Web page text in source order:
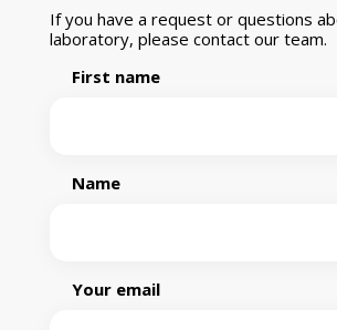
If you have a request or questions
laboratory, please contact our team.
First name
Name
Your email